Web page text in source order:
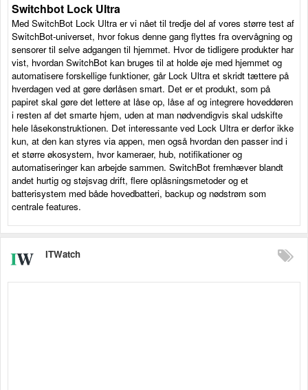
Switchbot Lock Ultra
Med SwitchBot Lock Ultra er vi nået til tredje del af vores større test af
SwitchBot-universet, hvor fokus denne gang flyttes fra overvågning og
sensorer til selve adgangen til hjemmet. Hvor de tidligere produkter har
vist, hvordan SwitchBot kan bruges til at holde øje med hjemmet og
automatisere forskellige funktioner, går Lock Ultra et skridt tættere på
hverdagen ved at gøre dørlåsen smart. Det er et produkt, som på
papiret skal gøre det lettere at låse op, låse af og integrere hoveddøren
i resten af det smarte hjem, uden at man nødvendigvis skal udskifte
hele låsekonstruktionen. Det interessante ved Lock Ultra er derfor ikke
kun, at den kan styres via appen, men også hvordan den passer ind i
et større økosystem, hvor kameraer, hub, notifikationer og
automatiseringer kan arbejde sammen. SwitchBot fremhæver blandt
andet hurtig og støjsvag drift, flere oplåsningsmetoder og et
batterisystem med både hovedbatteri, backup og nødstrøm som
centrale features.
ITWatch